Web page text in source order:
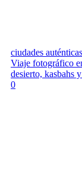
ciudades auténticas
Viaje fotográfico
desierto, kasbahs
0